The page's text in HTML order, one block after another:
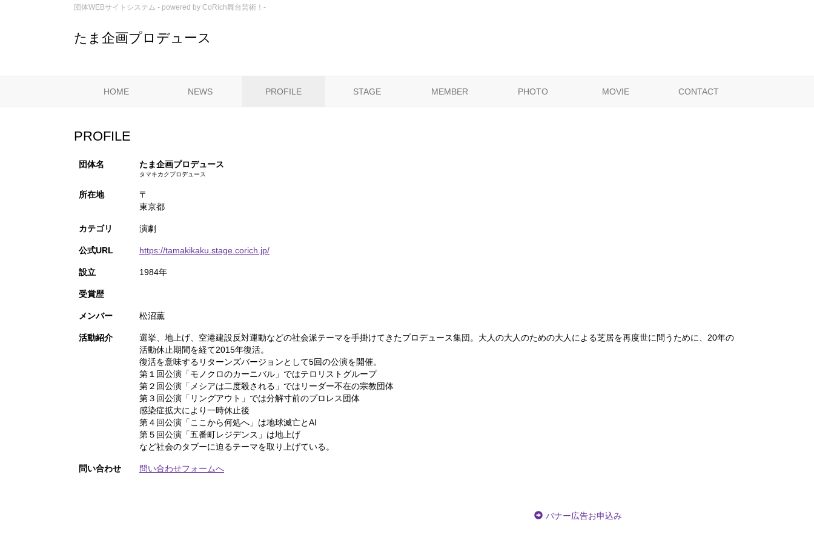
団体WEBサイトシステム - powered by CoRich舞台芸術！-
たま企画プロデュース
HOME NEWS PROFILE STAGE MEMBER PHOTO MOVIE CONTACT
PROFILE
団体名 たま企画プロデュース
タマキカクプロデュース
所在地
〒
東京都
カテゴリ 演劇
公式URL https://tamakikaku.stage.corich.jp/
設立 1984年
受賞歴
メンバー 松沼薫
活動紹介
選挙、地上げ、空港建設反対運動などの社会派テーマを手掛けてきたプロデュース集団。大人の大人のための大人による芝居を再度世に問うために、20年の
活動休止期間を経て2015年復活。
復活を意味するリターンズバージョンとして5回の公演を開催。
第１回公演「モノクロのカーニバル」ではテロリストグループ
第２回公演「メシアは二度殺される」ではリーダー不在の宗教団体
第３回公演「リングアウト」では分解寸前のプロレス団体
感染症拡大により一時休止後
第４回公演「ここから何処へ」は地球滅亡とAI
第５回公演「五番町レジデンス」は地上げ
など社会のタブーに迫るテーマを取り上げている。
問い合わせ 問い合わせフォームへ
バナー広告お申込み